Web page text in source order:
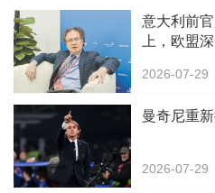
意大利前
上，欧盟
2026-07-29
曼奇尼重
2026-07-29